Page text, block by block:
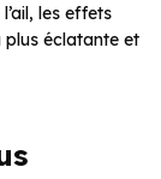
les effets
plus éclatante et